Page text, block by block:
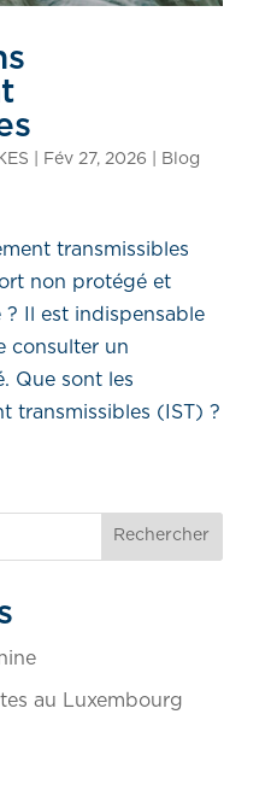
Fév 27, 2026
Blog
transmissibles
non protégé et
? Il est indispensable
consulter un
Que sont les
transmissibles (IST) ?
Rechercher
au Luxembourg